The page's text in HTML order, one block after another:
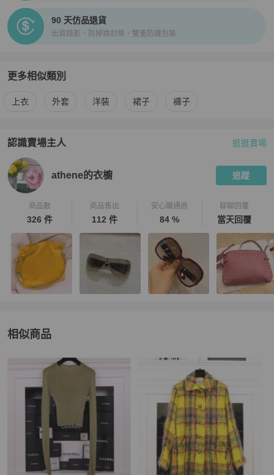
90 天仿品退貨
出貨錄影、防掉換封條、雙重防護包裝
更多相似類別
更多 Saint Laurent 女裝相似商品推薦
上衣 外套 洋裝 裙子 褲子
認識賣場主人
PopChill 拍拍圈嚴選賣家
逛逛賣場
athene的衣櫥 追蹤
商品數
326 件
商品售出
112 件
安心購通過
84 %
聊聊回覆
當天回覆
相似商品
Saint Laurent